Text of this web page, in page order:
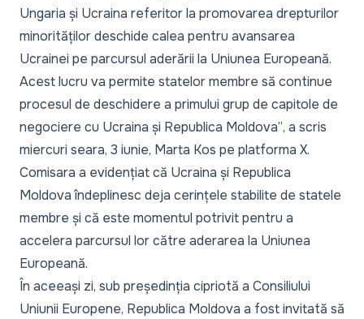
Ungaria și Ucraina referitor la promovarea drepturilor
minorităților deschide calea pentru avansarea
Ucrainei pe parcursul aderării la Uniunea Europeană.
Acest lucru va permite statelor membre să continue
procesul de deschidere a primului grup de capitole de
negociere cu Ucraina și Republica Moldova”, a scris
miercuri seara, 3 iunie, Marta Kos pe platforma X.
Comisara a evidențiat că Ucraina și Republica
Moldova îndeplinesc deja cerințele stabilite de statele
membre și că este momentul potrivit pentru a
accelera parcursul lor către aderarea la Uniunea
Europeană.
În aceeași zi, sub președinția cipriotă a Consiliului
Uniunii Europene, Republica Moldova a fost invitată să